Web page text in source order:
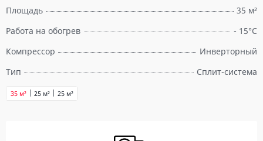
Площадь
35 м²
Работа на обогрев
- 15°С
Компрессор
Инверторный
Тип
Сплит-система
25 м²
35 м² 25 м²